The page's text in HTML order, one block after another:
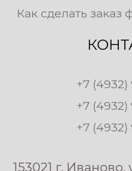
Как сделать
+7
+7
+7
153021 г.